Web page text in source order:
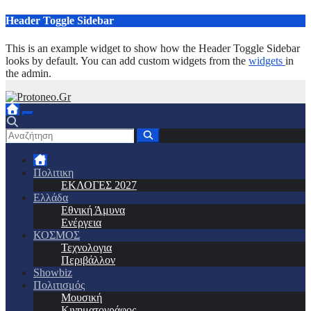
Μετάβαση
περιεχόμενο
Header Toggle Sidebar
This is an example widget to show how the Header Toggle Sidebar
looks by default. You can add custom widgets from the widgets in
the admin.
Πολιτικη
ΕΚΛΟΓΕΣ 2027
Ελλάδα
Εθνική Άμυνα
Ενέργεια
ΚΟΣΜΟΣ
Τεχνολογια
Περιβάλλον
Showbiz
Πολιτισμός
Μουσική